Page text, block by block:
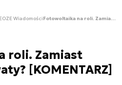
OZE Wiadomości Fotowoltaika na roli. Zamiast plonów megawaty? [KOMENTARZ]
roli. Zamiast
[KOMENTARZ]